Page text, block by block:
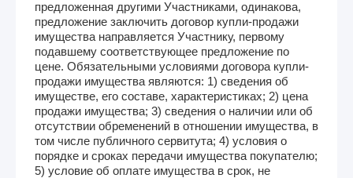
предложенная другими Участниками, одинакова,
предложение заключить договор купли-продажи
имущества направляется Участнику, первому
подавшему соответствующее предложение по
цене. Обязательными условиями договора купли-
продажи имущества являются: 1) сведения об
имуществе, его составе, характеристиках; 2) цена
продажи имущества; 3) сведения о наличии или об
отсутствии обременений в отношении имущества, в
том числе публичного сервитута; 4) условия о
порядке и сроках передачи имущества покупателю;
5) условие об оплате имущества в срок, не